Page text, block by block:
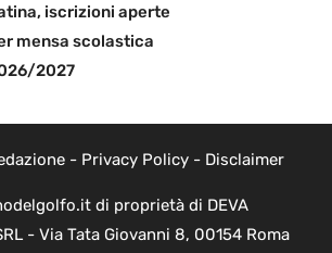
iscrizioni aperte
mensa scolastica
2027
- Privacy Policy- Disclaimer
di proprietà di DEVA
- Via Tata Giovanni 8, 00154 Roma